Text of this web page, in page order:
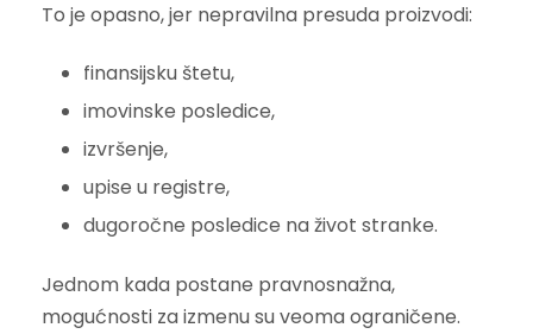
To je opasno, jer nepravilna presuda proizvodi:
finansijsku štetu,
imovinske posledice,
izvršenje,
upise u registre,
dugoročne posledice na život stranke.
Jednom kada postane pravnosnažna,
mogućnosti za izmenu su veoma ograničene.